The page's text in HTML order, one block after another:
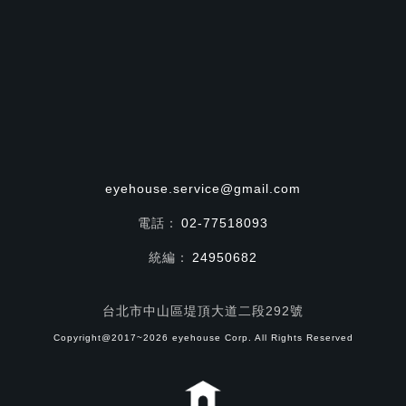
eyehouse.service@gmail.com
電話： 02-77518093
統編： 24950682
台北市中山區堤頂大道二段292號
Copyright@2017~2026 eyehouse Corp. All Rights Reserved